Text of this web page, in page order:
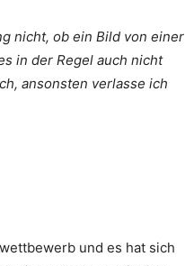
nicht, ob ein Bild von einer
in der Regel auch nicht
ansonsten verlasse ich
und es hat sich